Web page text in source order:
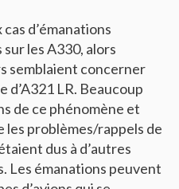
d’émanations
les A330, alors
semblaient concerner
LR. Beaucoup
de ce phénomène et
les problèmes/rappels de
dus à d’autres
Les émanations peuvent